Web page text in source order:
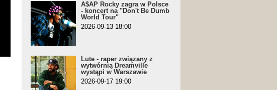
A$AP Rocky zagra w Polsce
- koncert na "Don't Be Dumb
World Tour"
2026-09-13 18:00
Lute - raper związany z
wytwórnią Dreamville
wystąpi w Warszawie
2026-09-17 19:00